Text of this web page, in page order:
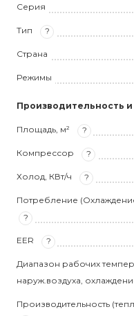
Серия
Тип ?
Страна
Режимы
Производительность
Площадь, м² ?
Компрессор ?
Холод, КВт/ч ?
Потребление
?
EER ?
Диапазон рабочих
наруж.воздуха,
Производительность